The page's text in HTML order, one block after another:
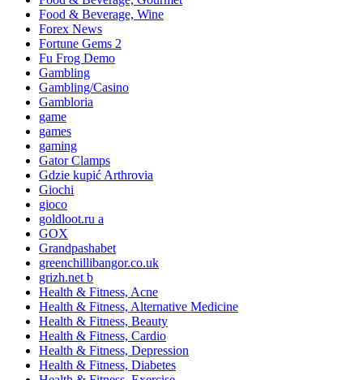
Food & Beverage, Wine
Forex News
Fortune Gems 2
Fu Frog Demo
Gambling
Gambling/Casino
Gambloria
game
games
gaming
Gator Clamps
Gdzie kupić Arthrovia
Giochi
gioco
goldloot.ru a
GOX
Grandpashabet
greenchillibangor.co.uk
grizh.net b
Health & Fitness, Acne
Health & Fitness, Alternative Medicine
Health & Fitness, Beauty
Health & Fitness, Cardio
Health & Fitness, Depression
Health & Fitness, Diabetes